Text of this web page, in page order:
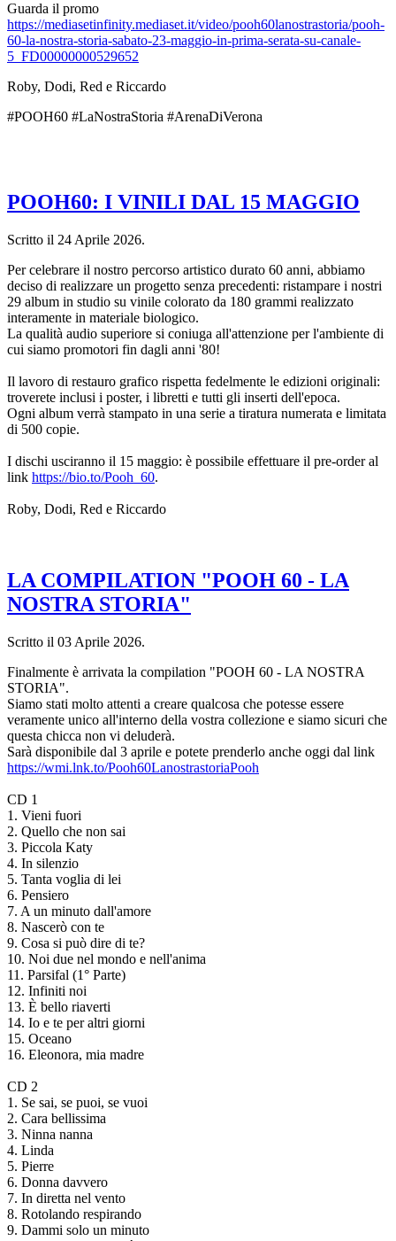
Guarda il promo
https://mediasetinfinity.mediaset.it/video/pooh60lanostrastoria/pooh-
60-la-nostra-storia-sabato-23-maggio-in-prima-serata-su-canale-
5_FD00000000529652
Roby, Dodi, Red e Riccardo
#POOH60 #LaNostraStoria #ArenaDiVerona
POOH60: I VINILI DAL 15 MAGGIO
Scritto il 24 Aprile 2026.
Per celebrare il nostro percorso artistico durato 60 anni, abbiamo
deciso di realizzare un progetto senza precedenti: ristampare i nostri
29 album in studio su vinile colorato da 180 grammi realizzato
interamente in materiale biologico.
La qualità audio superiore si coniuga all'attenzione per l'ambiente di
cui siamo promotori fin dagli anni '80!
Il lavoro di restauro grafico rispetta fedelmente le edizioni originali:
troverete inclusi i poster, i libretti e tutti gli inserti dell'epoca.
Ogni album verrà stampato in una serie a tiratura numerata e limitata
di 500 copie.
I dischi usciranno il 15 maggio: è possibile effettuare il pre-order al
link https://bio.to/Pooh_60.
Roby, Dodi, Red e Riccardo
LA COMPILATION "POOH 60 - LA
NOSTRA STORIA"
Scritto il 03 Aprile 2026.
Finalmente è arrivata la compilation "POOH 60 - LA NOSTRA
STORIA".
Siamo stati molto attenti a creare qualcosa che potesse essere
veramente unico all'interno della vostra collezione e siamo sicuri che
questa chicca non vi deluderà.
Sarà disponibile dal 3 aprile e potete prenderlo anche oggi dal link
https://wmi.lnk.to/Pooh60LanostrastoriaPooh
CD 1
1. Vieni fuori
2. Quello che non sai
3. Piccola Katy
4. In silenzio
5. Tanta voglia di lei
6. Pensiero
7. A un minuto dall'amore
8. Nascerò con te
9. Cosa si può dire di te?
10. Noi due nel mondo e nell'anima
11. Parsifal (1° Parte)
12. Infiniti noi
13. È bello riaverti
14. Io e te per altri giorni
15. Oceano
16. Eleonora, mia madre
CD 2
1. Se sai, se puoi, se vuoi
2. Cara bellissima
3. Ninna nanna
4. Linda
5. Pierre
6. Donna davvero
7. In diretta nel vento
8. Rotolando respirando
9. Dammi solo un minuto